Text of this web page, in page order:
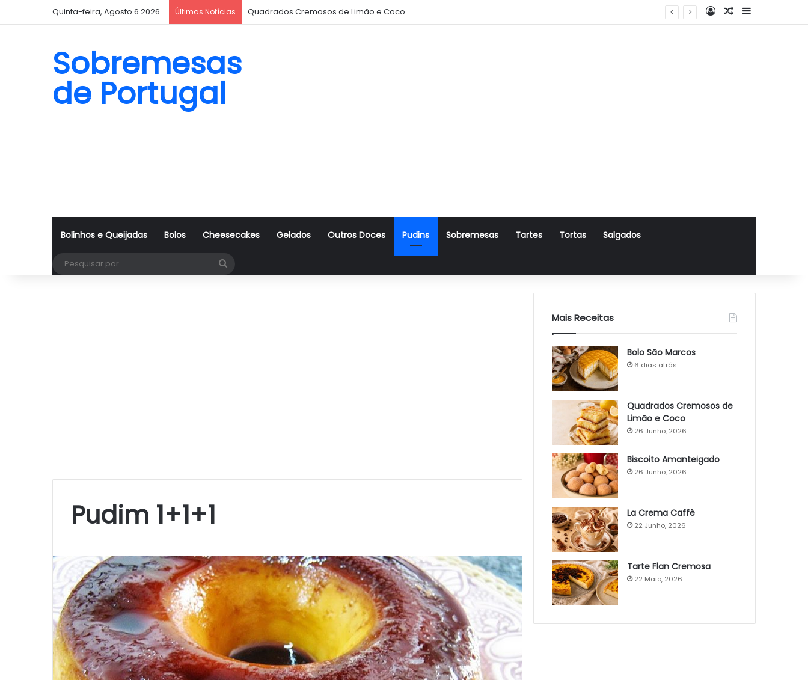
Quinta-feira, Agosto 6 2026 Últimas Notícias Biscoito Amanteigado Log InArtigo Aleatório
Sidebar
Sobremesas
de Portugal
Bolinhos e Queijadas Bolos Cheesecakes Gelados Outros Doces Pudins Sobremesas Tartes Tortas Salgados
Pudim 1+1+1
Mais Receitas
Bolo São Marcos
6 dias atrás
Quadrados Cremosos de
Limão e Coco
26 Junho, 2026
Biscoito Amanteigado
26 Junho, 2026
La Crema Caffè
22 Junho, 2026
Tarte Flan Cremosa
22 Maio, 2026